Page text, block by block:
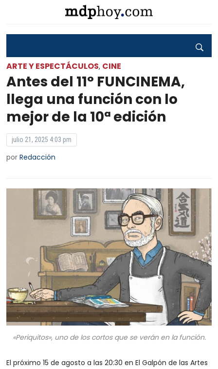
ARTE Y ESPECTÁCULOS, CINE
Antes del 11° FUNCINEMA,
llega una función con lo
mejor de la 10ª edición
julio 21, 2025 4:03 pm
porRedacción
«Periquitos», uno de los cortos que se verán en la función.
El próximo 15 de agosto a las 20:30 en El Galpón de las Artes